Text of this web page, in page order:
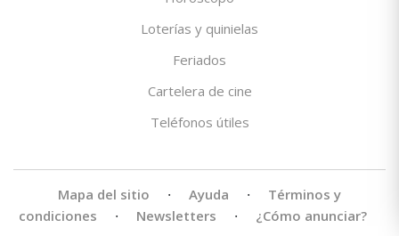
Loterías y quinielas
Feriados
Cartelera de cine
Teléfonos útiles
Mapa del sitio · Ayuda ·
Términos y
condiciones
· Newsletters · ¿Cómo anunciar?